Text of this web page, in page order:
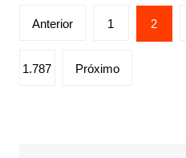
Paginação
posts
Anterior 1 2
1.787 Próximo